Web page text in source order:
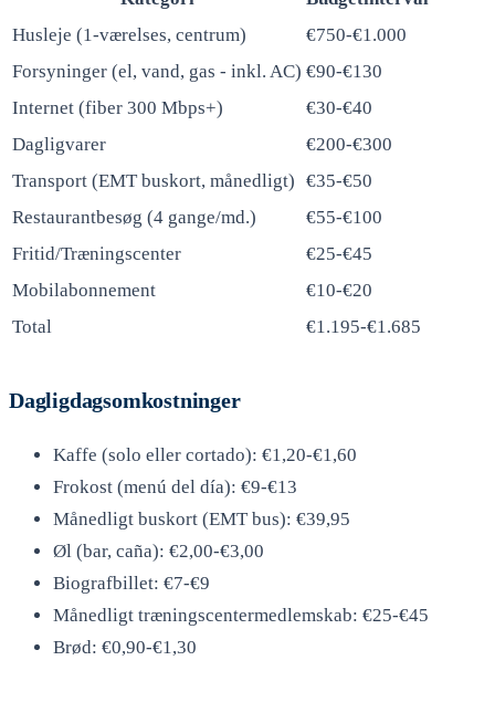
Husleje (1-værelses, centrum)
€750-€1.000
Forsyninger (el, vand, gas - inkl. AC) €90-€130
Internet (fiber 300 Mbps+)
€30-€40
Dagligvarer
€200-€300
Transport (EMT buskort, månedligt) €35-€50
Restaurantbesøg (4 gange/md.)
€55-€100
Fritid/Træningscenter
€25-€45
Mobilabonnement
€10-€20
Total
€1.195-€1.685
Dagligdagsomkostninger
Kaffe (solo eller cortado): €1,20-€1,60
Frokost (menú del día): €9-€13
Månedligt buskort (EMT bus): €39,95
Øl (bar, caña): €2,00-€3,00
Biografbillet: €7-€9
Månedligt træningscentermedlemskab: €25-€45
Brød: €0,90-€1,30